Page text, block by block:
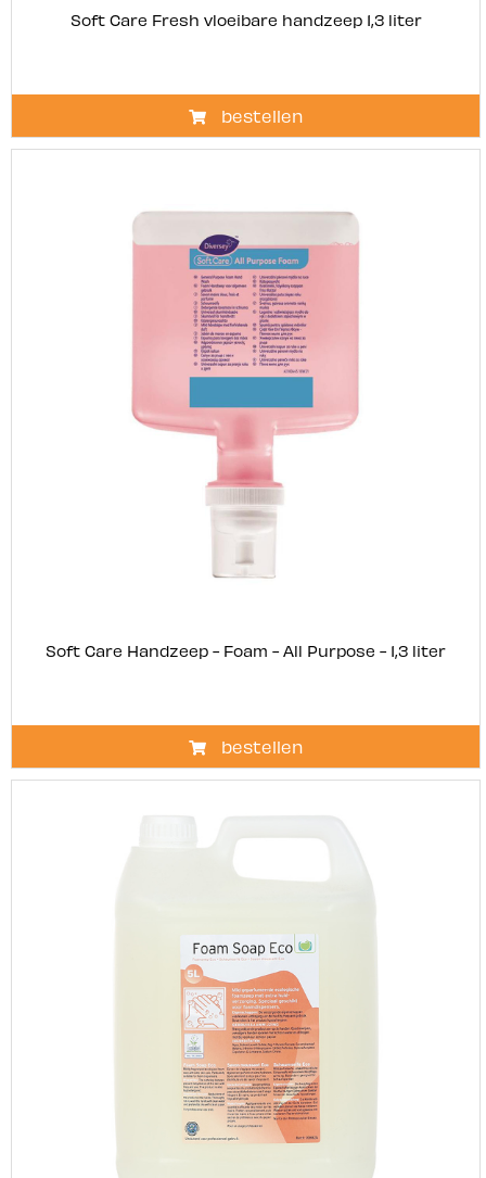
Soft Care Fresh vloeibare handzeep 1,3 liter
bestellen
Soft Care Handzeep - Foam - All Purpose - 1,3 liter
bestellen